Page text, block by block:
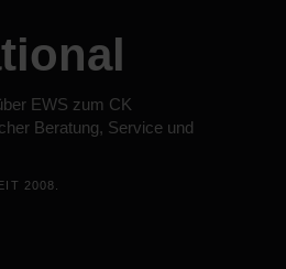
EWS zum CK
Beratung, Service und
2008.